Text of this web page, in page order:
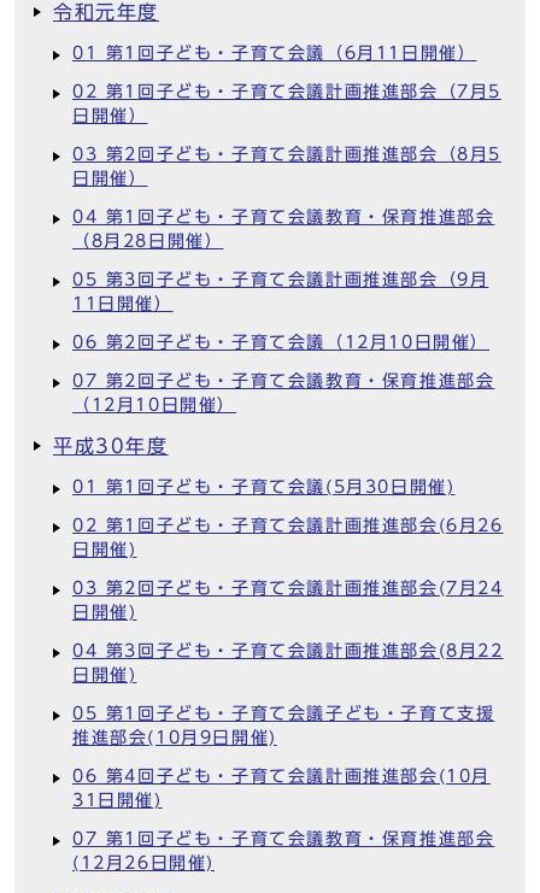
令和元年度
01 第1回子ども・子育て会議（6月11日開催）
02 第1回子ども・子育て会議計画推進部会（7月5
日開催）
03 第2回子ども・子育て会議計画推進部会（8月5
日開催）
04 第1回子ども・子育て会議教育・保育推進部会
（8月28日開催）
05 第3回子ども・子育て会議計画推進部会（9月
11日開催）
06 第2回子ども・子育て会議（12月10日開催）
07 第2回子ども・子育て会議教育・保育推進部会
（12月10日開催）
平成30年度
01 第1回子ども・子育て会議(5月30日開催)
02 第1回子ども・子育て会議計画推進部会(6月26
日開催)
03 第2回子ども・子育て会議計画推進部会(7月24
日開催)
04 第3回子ども・子育て会議計画推進部会(8月22
日開催)
05 第1回子ども・子育て会議子ども・子育て支援
推進部会(10月9日開催)
06 第4回子ども・子育て会議計画推進部会(10月
31日開催)
07 第1回子ども・子育て会議教育・保育推進部会
(12月26日開催)